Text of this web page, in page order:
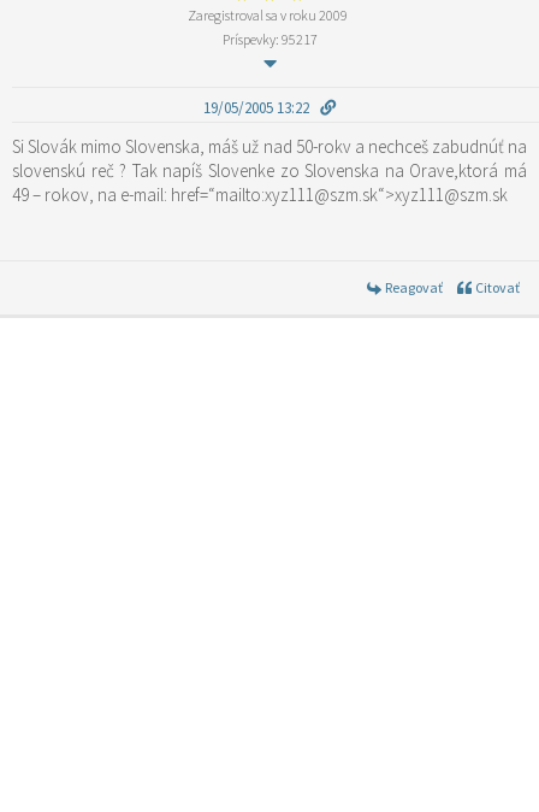
Zaregistroval sa v roku 2009
Príspevky: 95217
19/05/2005 13:22
Si Slovák mimo Slovenska, máš už nad 50-rokv a nechceš zabudnúť na
slovenskú reč ? Tak napíš Slovenke zo Slovenska na Orave,ktorá má
49 – rokov, na e-mail: href=“mailto:xyz111@szm.sk“>xyz111@szm.sk
Reagovať Citovať